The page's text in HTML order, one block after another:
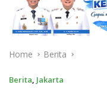
Home Berita
Berita, Jakarta